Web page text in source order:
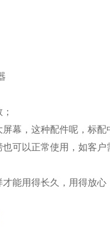
幕，这种配件呢，标
可以正常使用，如客
能用得长久，用得放